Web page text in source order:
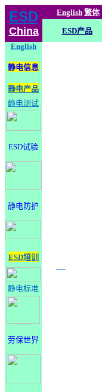
ESD
China
English 繁体
ESD产品
English
静电信息
静电产品
静电测试
ESD试验
静电防护
ESD培训
静电标准
劳保世界